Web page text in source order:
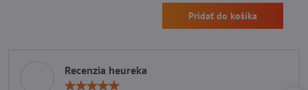
Pridať do košíka
Recenzia heureka